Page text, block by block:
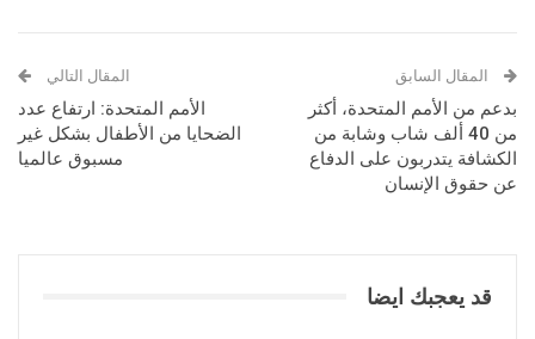
المقال السابق
بدعم من الأمم المتحدة، أكثر
من 40 ألف شاب وشابة من
الكشافة يتدربون على الدفاع
عن حقوق الإنسان
المقال التالي
الأمم المتحدة: ارتفاع عدد
الضحايا من الأطفال بشكل غير
مسبوق عالميا
قد يعجبك ايضا